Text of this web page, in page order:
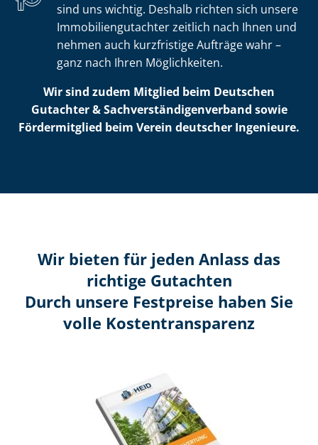
sind uns wichtig. Deshalb richten sich unsere
Im­mo­bi­li­en­gut­ach­ter zeitlich nach Ihnen und
nehmen auch kurzfristige Aufträge wahr –
ganz nach Ihren Möglichkeiten.
Wir sind zudem Mitglied beim Deutschen
Gutachter & Sach­ver­stän­di­gen­ver­band sowie
Fördermitglied beim Verein deutscher Ingenieure.
Wir bieten für jeden Anlass das
richtige Gutachten
Durch unsere Festpreise haben Sie
volle Kosten­transparenz